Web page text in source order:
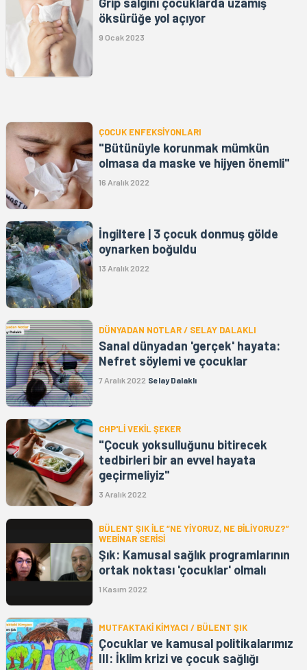
öksürüğe yol açıyor
9 Ocak 2023
ÇOCUK ENFEKSİYONLARI
"Bütünüyle korunmak mümkün
olmasa da maske ve hijyen önemli"
16 Aralık 2022
İngiltere | 3 çocuk donmuş gölde
oynarken boğuldu
13 Aralık 2022
DÜNYADAN NOTLAR / SELAY DALAKLI
Sanal dünyadan 'gerçek' hayata:
Nefret söylemi ve çocuklar
7 Aralık 2022 Selay Dalaklı
CHP'Lİ VEKİL ŞEKER
"Çocuk yoksulluğunu bitirecek
tedbirleri bir an evvel hayata
geçirmeliyiz"
3 Aralık 2022
BÜLENT ŞIK İLE “NE YİYORUZ, NE BİLİYORUZ?”
WEBİNAR SERİSİ
Şık: Kamusal sağlık programlarının
ortak noktası 'çocuklar' olmalı
1 Kasım 2022
MUTFAKTAKİ KİMYACI / BÜLENT ŞIK
Çocuklar ve kamusal politikalarımız
III: İklim krizi ve çocuk sağlığı